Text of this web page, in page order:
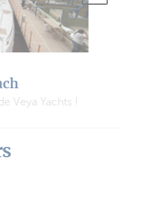
Veya Yachts !